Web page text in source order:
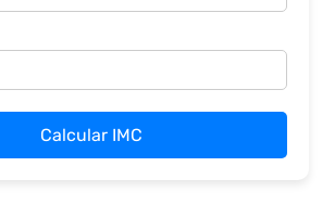
Calcular IMC